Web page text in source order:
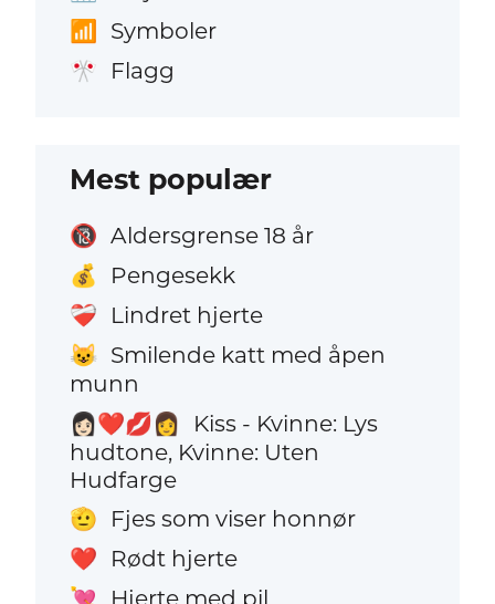
📶 Symboler
🎌 Flagg
Mest populær
🔞 Aldersgrense 18 år
💰 Pengesekk
❤️‍🩹 Lindret hjerte
😺 Smilende katt med åpen
munn
👩🏻‍❤️‍💋‍👩
Kiss - Kvinne: Lys
hudtone, Kvinne: Uten
Hudfarge
🫡 Fjes som viser honnør
❤️ Rødt hjerte
💘 Hjerte med pil